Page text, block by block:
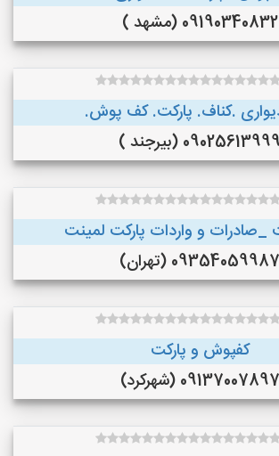
09190340832 (مشهد )
.کناف. پارکت. کف پوش.
09025613999 (بیرجند )
_صادرات و واردات پارکت لمینت
09354059987 (تهران)
کفپوش و پارکت
09137007897 (شهرکرد)